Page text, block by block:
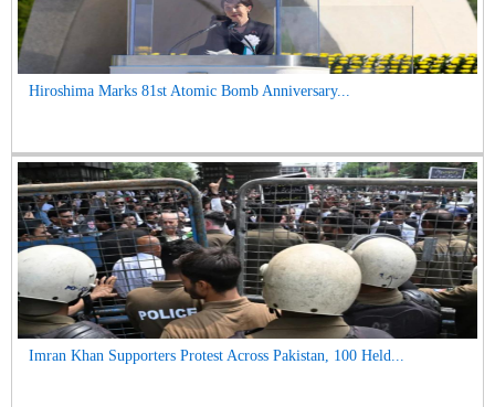
Hiroshima Marks 81st Atomic Bomb Anniversary...
Imran Khan Supporters Protest Across Pakistan, 100 Held...